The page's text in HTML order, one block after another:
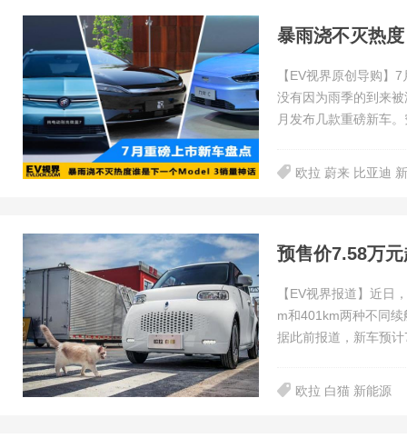
【EV视界原创导购】
没有因为雨季的到来
月发布几款重磅新车
欧拉 蔚来 比亚迪
预售价7.58万
【EV视界报道】近日
m和401km两种不同
据此前报道，新车预计
欧拉 白猫 新能源